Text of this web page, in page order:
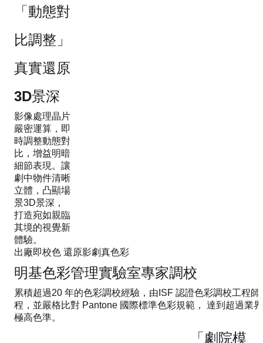
「動態對
比調整」
真實還原
3D景深
影像處理晶片
嚴密運算，即
時調整動態對
比，增益明暗
細節表現。讓
劇中物件清晰
立體，凸顯場
景3D景深，
打造宛如親臨
其境的視覺新
體驗。
出廠即校色 還原影劇真色彩
明基色彩管理實驗室專家調校
累積超過20 年的色彩調校經驗，由ISF 認證色彩調校工程
程，並嚴格比對 Pantone 國際標準色彩規範， 達到超過業
極高色準。
「劇院模